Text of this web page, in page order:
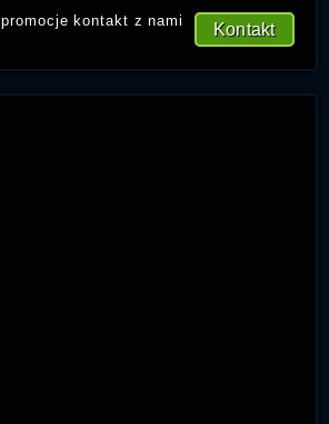
Kontakt
kontakt z nami